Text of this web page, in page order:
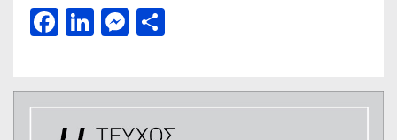
Facebook
LinkedIn
Messenger